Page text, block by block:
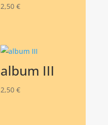
2,50 €
album III
2,50 €